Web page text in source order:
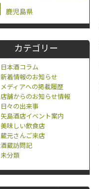
鹿児島県
カテゴリー
日本酒コラム
新着情報のお知らせ
メディアへの掲載履歴
店舗からのお知らせ情報
日々の出来事
矢島酒店イベント案内
美味しい飲食店
蔵元さんご来店
酒蔵訪問記
未分類